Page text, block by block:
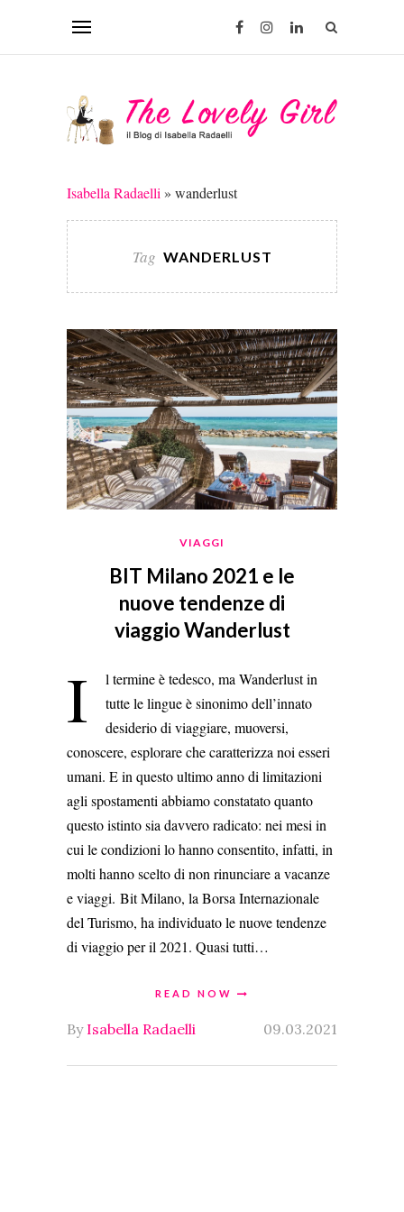
Isabella Radaelli » wanderlust
Tag WANDERLUST
VIAGGI
BIT Milano 2021 e le
nuove tendenze di
viaggio Wanderlust
I
l termine è tedesco, ma Wanderlust in
tutte le lingue è sinonimo dell’innato
desiderio di viaggiare, muoversi,
conoscere, esplorare che caratterizza noi esseri
umani. E in questo ultimo anno di limitazioni
agli spostamenti abbiamo constatato quanto
questo istinto sia davvero radicato: nei mesi in
cui le condizioni lo hanno consentito, infatti, in
molti hanno scelto di non rinunciare a vacanze
e viaggi. Bit Milano, la Borsa Internazionale
del Turismo, ha individuato le nuove tendenze
di viaggio per il 2021. Quasi tutti…
READ NOW
By Isabella Radaelli 09.03.2021